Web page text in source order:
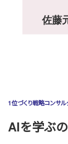
佐藤
1位づくり戦略コンサ
AIを学ぶ